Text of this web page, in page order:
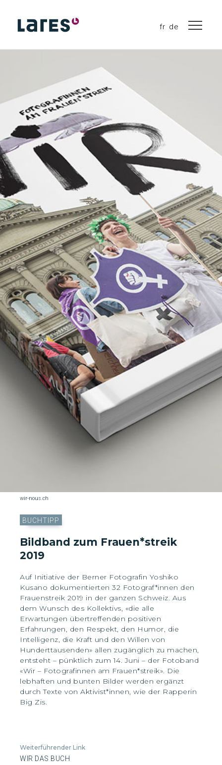
fr de
wir-nous.ch
BUCHTIPP
Bildband zum Frauen*streik
2019
Auf Initiative der Berner Fotografin Yoshiko
Kusano dokumentierten 32 Fotograf*innen den
Frauenstreik 2019 in der ganzen Schweiz. Aus
dem Wunsch des Kollektivs, «die alle
Erwartungen übertreffenden positiven
Erfahrungen, den Respekt, den Humor, die
Intelligenz, die Kraft und den Willen von
Hunderttausenden» allen zugänglich zu machen,
entsteht – pünktlich zum 14. Juni – der Fotoband
«Wir – Fotografinnen am Frauen*streik». Die
lebhaften und bunten Bilder werden ergänzt
durch Texte von Aktivist*innen, wie der Rapperin
Big Zis.
Weiterführender Link
WIR DAS BUCH